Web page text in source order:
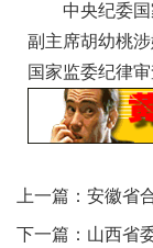
中央纪委国家
副主席胡幼桃
国家监委纪律审
上一篇： 安徽省
籍
下一篇： 山西省